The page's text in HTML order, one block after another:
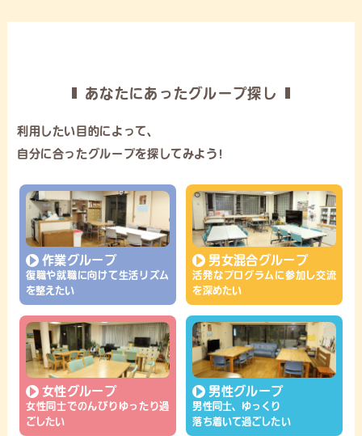
あなたにあったグループ探し
利用したい目的によって、
自分に合ったグループを探してみよう!
作業グループ
復職や就職に向けて生活リズム
を整えたい
男女混合グループ
活発なプログラムに参加し交流
を深めたい
女性グループ
女性同士でのんびりゆったり過
ごしたい
男性グループ
男性同士、ゆっくり
落ち着いて過ごしたい